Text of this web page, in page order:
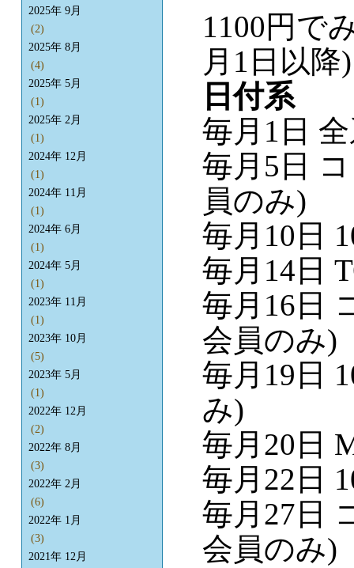
1100円で
月1日以降)
日付系
毎月1日
毎月5日
員のみ)
毎月10日
毎月14日
毎月16日
会員のみ)
毎月19日
み)
毎月20日
毎月22日
毎月27日
会員のみ)
2025年 9月
(2)
2025年 8月
(4)
2025年 5月
(1)
2025年 2月
(1)
2024年 12月
(1)
2024年 11月
(1)
2024年 6月
(1)
2024年 5月
(1)
2023年 11月
(1)
2023年 10月
(5)
2023年 5月
(1)
2022年 12月
(2)
2022年 8月
(3)
2022年 2月
(6)
2022年 1月
(3)
2021年 12月